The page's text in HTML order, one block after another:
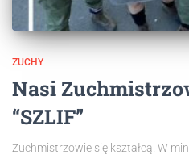
ZUCHY
Nasi
“SZLIF”
Zuchmistrzowie się kształcą! W